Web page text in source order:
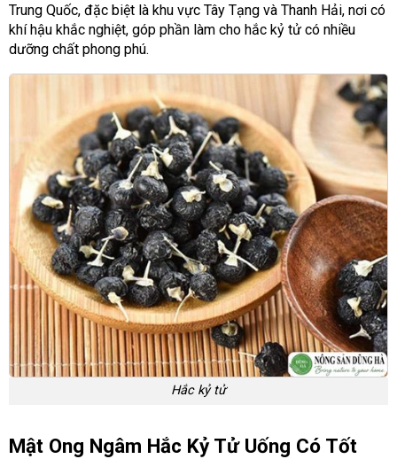
Trung Quốc, đặc biệt là khu vực Tây Tạng và Thanh Hải, nơi có
khí hậu khắc nghiệt, góp phần làm cho hắc kỷ tử có nhiều
dưỡng chất phong phú.
Hắc kỷ tử
Mật Ong Ngâm Hắc Kỷ Tử Uống Có Tốt